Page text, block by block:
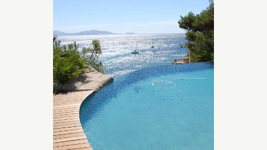
Les piscines en béton naturelles Jacques Brens sont
originales, elles s’intègrent parfaitement à leur
environnement grâce à un jeu de volume et de
matière sur-mesure conçu par notre bureau d’étude
spécialisé.